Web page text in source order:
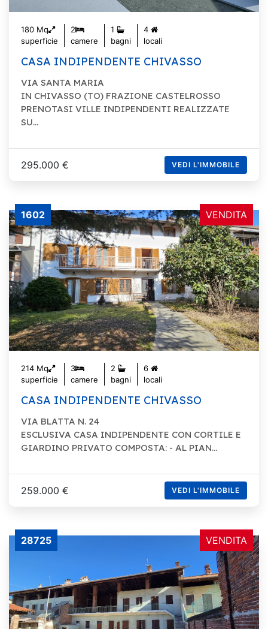
180 Mq
superficie
2
camere
1
bagni
4
locali
CASA INDIPENDENTE CHIVASSO
VIA SANTA MARIA
IN CHIVASSO (TO) FRAZIONE CASTELROSSO
PRENOTASI VILLE INDIPENDENTI REALIZZATE
SU...
295.000 € VEDI L'IMMOBILE
VENDITA
1602
214 Mq
superficie
3
camere
2
bagni
6
locali
CASA INDIPENDENTE CHIVASSO
VIA BLATTA N. 24
ESCLUSIVA CASA INDIPENDENTE CON CORTILE E
GIARDINO PRIVATO COMPOSTA: - AL PIAN...
259.000 € VEDI L'IMMOBILE
VENDITA
28725